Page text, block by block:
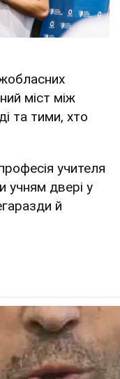
міст між
та тими, хто
учителя
учням двері у
й